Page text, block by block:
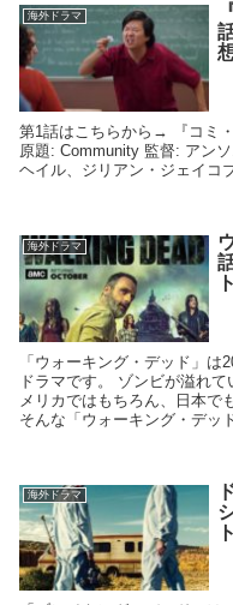
海外ドラマ
第1話はこちらから→ 『コミ
原題: Community 監督: アン
ヘイル、ジリアン・ジェイコ
海外ドラマ
「ウォーキング・デッド」
ドラマです。 ゾンビが溢れ
メリカではもちろん、日本で
そんな「ウォーキング・デッ
海外ドラマ